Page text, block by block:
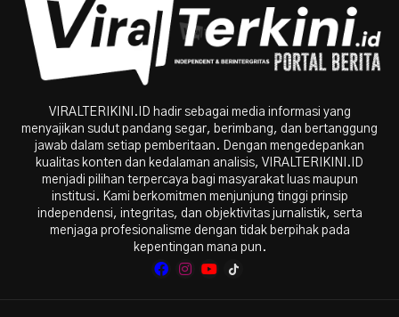
VIRALTERIKINI.ID hadir sebagai media informasi yang
menyajikan sudut pandang segar, berimbang, dan bertanggung
jawab dalam setiap pemberitaan. Dengan mengedepankan
kualitas konten dan kedalaman analisis, VIRALTERIKINI.ID
menjadi pilihan terpercaya bagi masyarakat luas maupun
institusi. Kami berkomitmen menjunjung tinggi prinsip
independensi, integritas, dan objektivitas jurnalistik, serta
menjaga profesionalisme dengan tidak berpihak pada
kepentingan mana pun.